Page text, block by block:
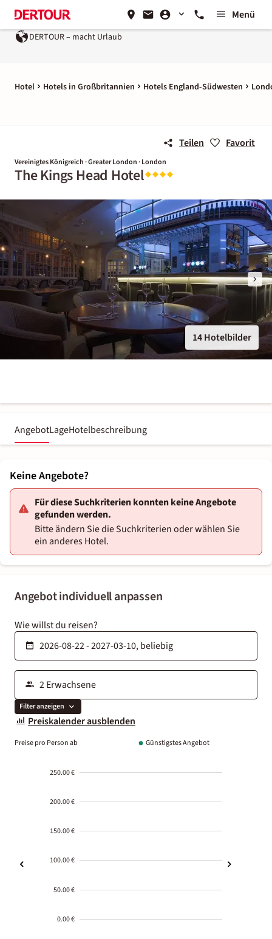
Menü
DERTOUR – macht Urlaub
Hotel Hotels in Großbritannien Hotels England-Südwesten
Teilen Favorit
Vereinigtes Königreich · Greater London · London
The Kings Head Hotel
14 Hotelbilder
AngebotLageHotelbeschreibung
Angebot individuell anpassen
Wie willst du reisen?
Filter anzeigen
Preiskalender ausblenden
Preise pro Person ab Günstigstes Angebot
250.00 €
200.00 €
150.00 €
100.00 €
50.00 €
0.00 €
Keine Angebote?
Für diese Suchkriterien konnten keine Angebote
gefunden werden.
Bitte ändern Sie die Suchkriterien oder wählen Sie
ein anderes Hotel.